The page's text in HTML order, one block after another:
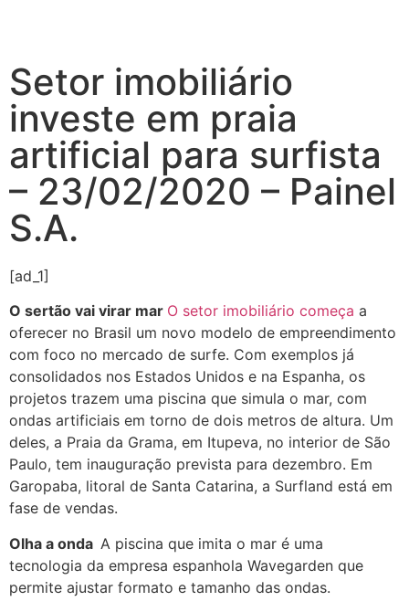
Setor imobiliário
investe em praia
artificial para surfista
– 23/02/2020 – Painel
S.A.
[ad_1]
O sertão vai virar mar O setor imobiliário começa a
oferecer no Brasil um novo modelo de empreendimento
com foco no mercado de surfe. Com exemplos já
consolidados nos Estados Unidos e na Espanha, os
projetos trazem uma piscina que simula o mar, com
ondas artificiais em torno de dois metros de altura. Um
deles, a Praia da Grama, em Itupeva, no interior de São
Paulo, tem inauguração prevista para dezembro. Em
Garopaba, litoral de Santa Catarina, a Surfland está em
fase de vendas.
Olha a onda A piscina que imita o mar é uma
tecnologia da empresa espanhola Wavegarden que
permite ajustar formato e tamanho das ondas.